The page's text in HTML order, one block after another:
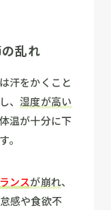
乱れ
汗をかくこと
、湿度が高い
温が十分に下
。
ンスが崩れ、
感や食欲不